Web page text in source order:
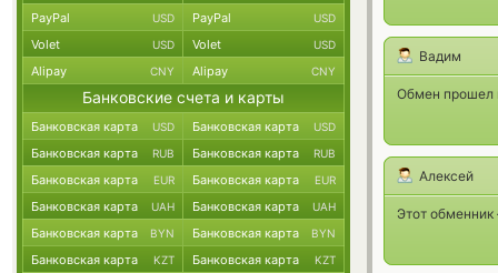
Вадим
Обмен прошел
Алексей
Этот
PayPal USD PayPal USD
Volet USD Volet USD
Alipay CNY Alipay CNY
Банковские счета и карты
Банковская карта USD Банковская карта USD
Банковская карта RUB Банковская карта RUB
Банковская карта EUR Банковская карта EUR
Банковская карта UAH Банковская карта UAH
Банковская карта BYN Банковская карта BYN
Банковская карта KZT Банковская карта KZT